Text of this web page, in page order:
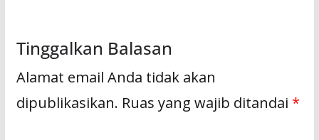
Tinggalkan Balasan
Alamat email Anda tidak akan
dipublikasikan. Ruas yang wajib ditandai *